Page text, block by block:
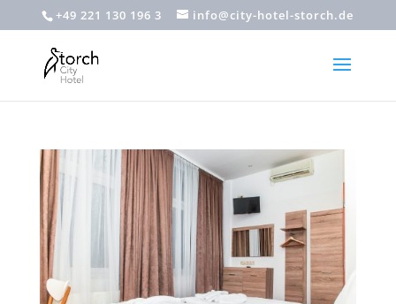
+49 221 130 196 3 info@city-hotel-storch.de